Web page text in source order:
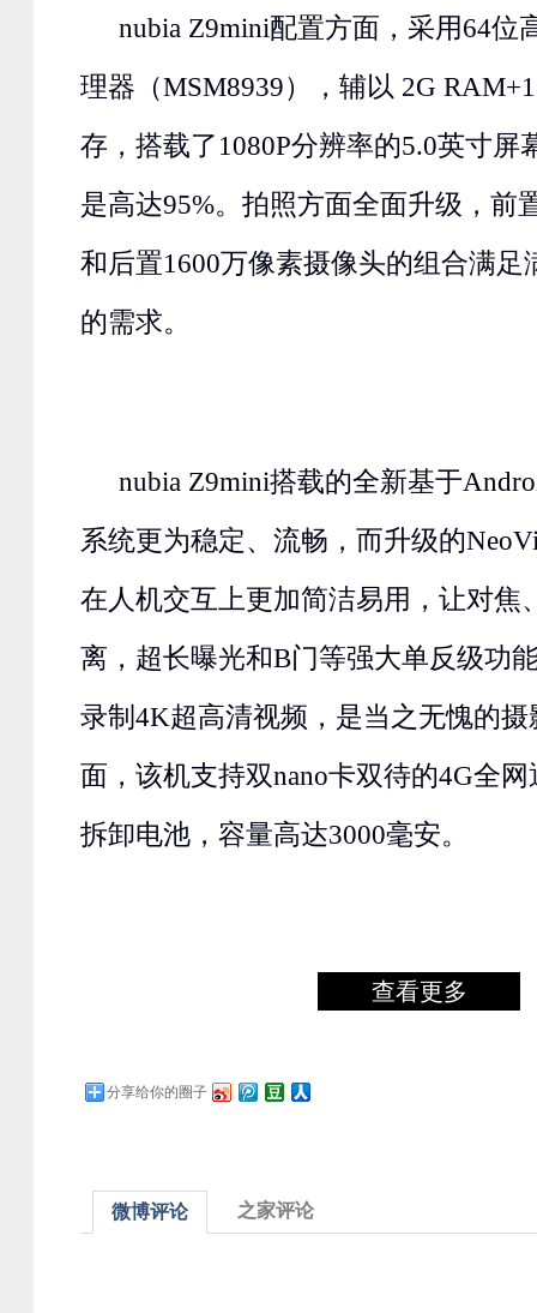
nubia Z9mini配置方面，采用64
理器（MSM8939），辅以 2G
存，搭载了1080P分辨率的5.0英寸屏
是高达95%。拍照方面全面升级，前
和后置1600万像素摄像头的组合满足
的需求。
nubia Z9mini搭载的全新基于
系统更为稳定、流畅，而升级的
在人机交互上更加简洁易用，让对焦
离，超长曝光和B门等强大单反级功
录制4K超高清视频，是当之无愧的
面，该机支持双nano卡双待的4G全
拆卸电池，容量高达3000毫安。
查看更多
分享给你的圈子
微博评论 之家评论